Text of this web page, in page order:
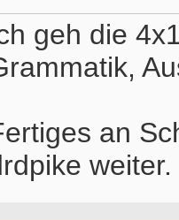
geh die
an
weiter.